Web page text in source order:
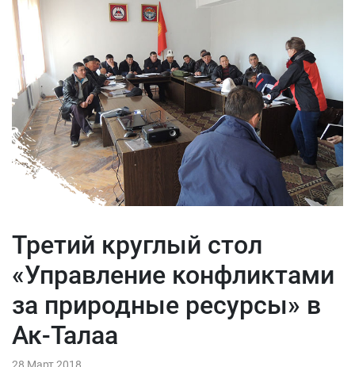
Третий круглый стол
«Управление конфликтами
за природные ресурсы» в
Ак-Талаа